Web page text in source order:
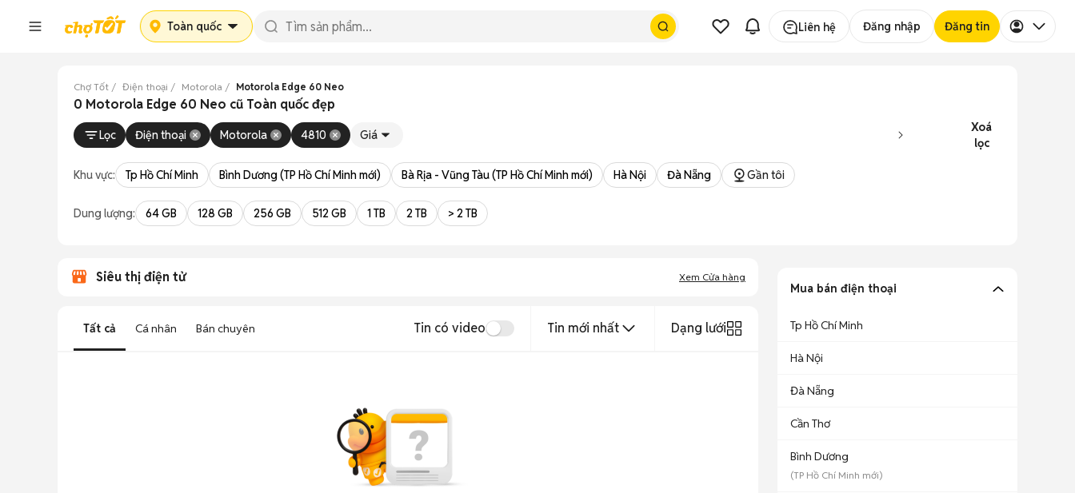
Toàn quốc Liên hệ Đăng nhập Đăng tin
Chợ Tốt Điện thoại Motorola Motorola Edge 60 Neo
0 Motorola Edge 60 Neo cũ Toàn quốc đẹp
Lọc Điện thoại Motorola 4810 Giá
Xoá
lọc
Khu vực: Tp Hồ Chí Minh Bình Dương (TP Hồ Chí Minh mới) Bà Rịa - Vũng Tàu (TP Hồ Chí Minh mới) Hà Nội Đà Nẵng Gần tôi
Dung lượng: 64 GB 128 GB 256 GB 512 GB 1 TB 2 TB > 2 TB
Siêu thị điện tử Xem Cửa hàng
Tất cả Cá nhân Bán chuyên Tin có video Tin mới nhất Dạng lưới
Mua bán điện thoại
Tp Hồ Chí Minh
Hà Nội
Đà Nẵng
Cần Thơ
Bình Dương
(TP Hồ Chí Minh mới)